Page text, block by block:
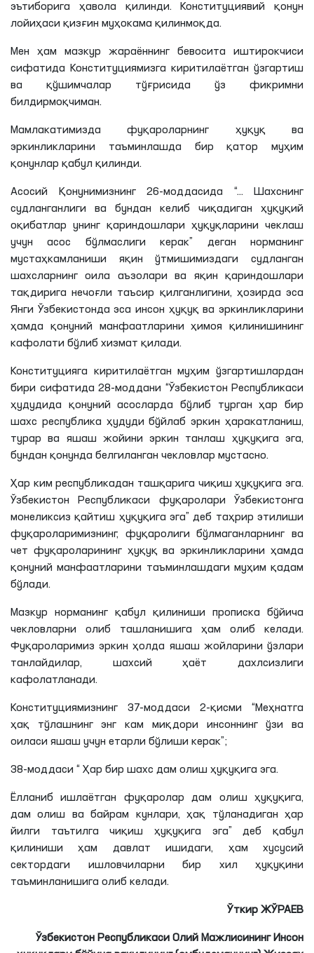
эътиборига ҳавола қилинди. Конституциявий қонун
лойиҳаси қизғин муҳокама қилинмоқда.
Мен ҳам мазкур жараённинг бевосита иштирокчиси
сифатида Конституциямизга киритилаётган ўзгартиш
ва қўшимчалар тўғрисида ўз фикримни
билдирмоқчиман.
Мамлакатимизда фуқароларнинг ҳуқуқ ва
эркинликларини таъминлашда бир қатор муҳим
қонунлар қабул қилинди.
Асосий Қонунимизнинг 26-моддасида “... Шахснинг
судланганлиги ва бундан келиб чиқадиган ҳуқуқий
оқибатлар унинг қариндошлари ҳуқуқларини чеклаш
учун асос бўлмаслиги керак” деган норманинг
мустаҳкамланиши яқин ўтмишимиздаги судланган
шахсларнинг оила аъзолари ва яқин қариндошлари
тақдирига нечоғли таъсир қилганлигини, ҳозирда эса
Янги Ўзбекистонда эса инсон ҳуқуқ ва эркинликларини
ҳамда қонуний манфаатларини ҳимоя қилинишининг
кафолати бўлиб хизмат қилади.
Конституцияга киритилаётган муҳим ўзгартишлардан
бири сифатида 28-моддани “Ўзбекистон Республикаси
ҳудудида қонуний асосларда бўлиб турган ҳар бир
шахс республика ҳудуди бўйлаб эркин ҳаракатланиш,
турар ва яшаш жойини эркин танлаш ҳуқуқига эга,
бундан қонунда белгиланган чекловлар мустасно.
Ҳар ким республикадан ташқарига чиқиш ҳуқуқига эга.
Ўзбекистон Республикаси фуқаролари Ўзбекистонга
монеликсиз қайтиш ҳуқуқига эга” деб таҳрир этилиши
фуқароларимизнинг, фуқаролиги бўлмаганларнинг ва
чет фуқароларининг ҳуқуқ ва эркинликларини ҳамда
қонуний манфаатларини таъминлашдаги муҳим қадам
бўлади.
Мазкур норманинг қабул қилиниши прописка бўйича
чекловларни олиб ташланишига ҳам олиб келади.
Фуқароларимиз эркин ҳолда яшаш жойларини ўзлари
танлайдилар, шахсий ҳаёт дахлсизлиги
кафолатланади.
Конституциямизнинг 37-моддаси 2-қисми “Меҳнатга
ҳақ тўлашнинг энг кам миқдори инсоннинг ўзи ва
оиласи яшаш учун етарли бўлиши керак”;
38-моддаси “ Ҳар бир шахс дам олиш ҳуқуқига эга.
Ёлланиб ишлаётган фуқаролар дам олиш ҳуқуқига,
дам олиш ва байрам кунлари, ҳақ тўланадиган ҳар
йилги таътилга чиқиш ҳуқуқига эга” деб қабул
қилиниши ҳам давлат ишидаги, ҳам хусусий
сектордаги ишловчиларни бир хил ҳуқуқини
таъминланишига олиб келади.
Ўткир ЖЎРАЕВ
Ўзбекистон Республикаси Олий Мажлисининг Инсон